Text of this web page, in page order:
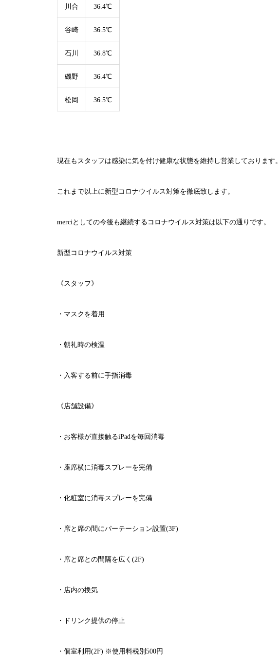
川合 36.4℃
谷崎 36.5℃
石川 36.8℃
磯野 36.4℃
松岡 36.5℃
現在もスタッフは感染に気を付け健康な状態を維持し営業しております。
これまで以上に新型コロナウイルス対策を徹底致します。
merci としての今後も継続するコロナウイルス対策は以下の通りです。
新型コロナウイルス対策
《スタッフ》
・マスクを着用
・朝礼時の検温
・入客する前に手指消毒
《店舗設備》
・お客様が直接触るiPadを毎回消毒
・座席横に消毒スプレーを完備
・化粧室に消毒スプレーを完備
・席と席の間にパーテーション設置(3F)
・席と席との間隔を広く (2F)
・店内の換気
・ドリンク提供の停止
・個室利用(2F) ※使用料税別 500円